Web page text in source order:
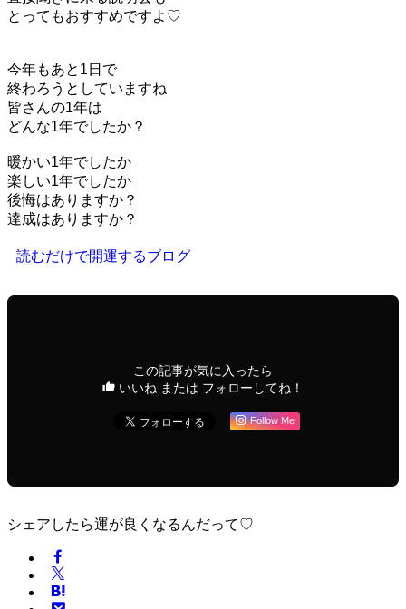
とってもおすすめですよ♡
今年もあと1日で
終わろうとしていますね
皆さんの1年は
どんな1年でしたか？
暖かい1年でしたか
楽しい1年でしたか
後悔はありますか？
達成はありますか？
読むだけで開運するブログ
この記事が気に入ったら
いいね または フォローしてね！
Follow Me
シェアしたら運が良くなるんだって♡